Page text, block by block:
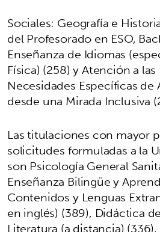
Sociales: Geografía e
del Profesorado en ESO,
Enseñanza de Idiomas
Física) (258) y Atención a
Necesidades Específicas
desde una Mirada Inclusiva
Las titulaciones con mayor
solicitudes formuladas a la
son Psicología General
Enseñanza Bilingüe y
Contenidos y Lenguas
en inglés) (389), Didáctica